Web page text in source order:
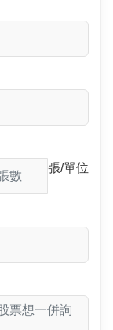
張/單位